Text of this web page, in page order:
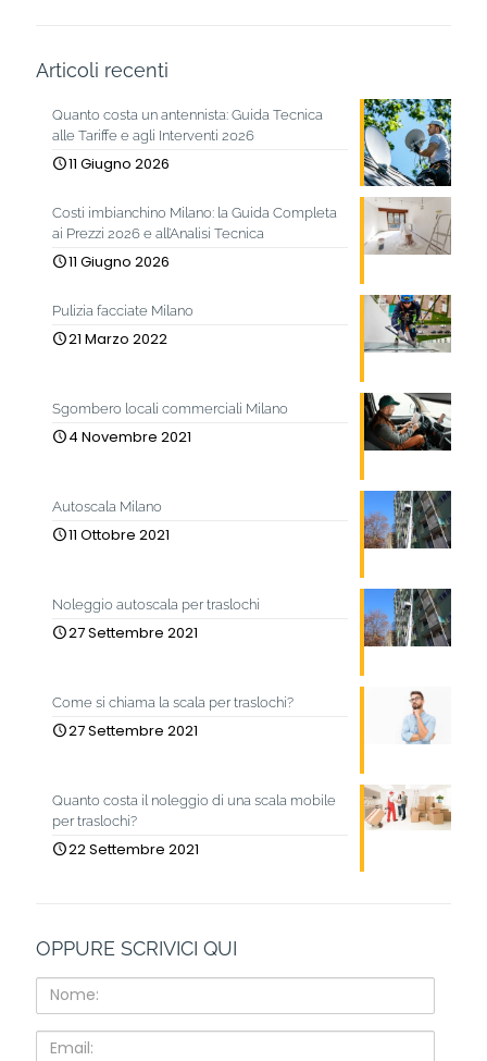
Articoli recenti
Quanto costa un antennista: Guida Tecnica
alle Tariffe e agli Interventi 2026
11 Giugno 2026
Costi imbianchino Milano: la Guida Completa
ai Prezzi 2026 e all’Analisi Tecnica
11 Giugno 2026
Pulizia facciate Milano
21 Marzo 2022
Sgombero locali commerciali Milano
4 Novembre 2021
Autoscala Milano
11 Ottobre 2021
Noleggio autoscala per traslochi
27 Settembre 2021
Come si chiama la scala per traslochi?
27 Settembre 2021
Quanto costa il noleggio di una scala mobile
per traslochi?
22 Settembre 2021
OPPURE SCRIVICI QUI
Nome:
Email: